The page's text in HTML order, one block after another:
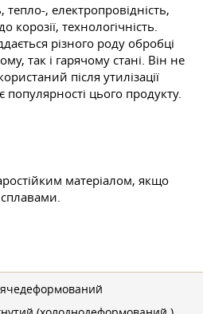
тепло-, електропровідність,
корозії, технологічність.
різного роду обробці
так і гарячому стані. Він не
після утилізації
цього продукту.
матеріалом, якщо